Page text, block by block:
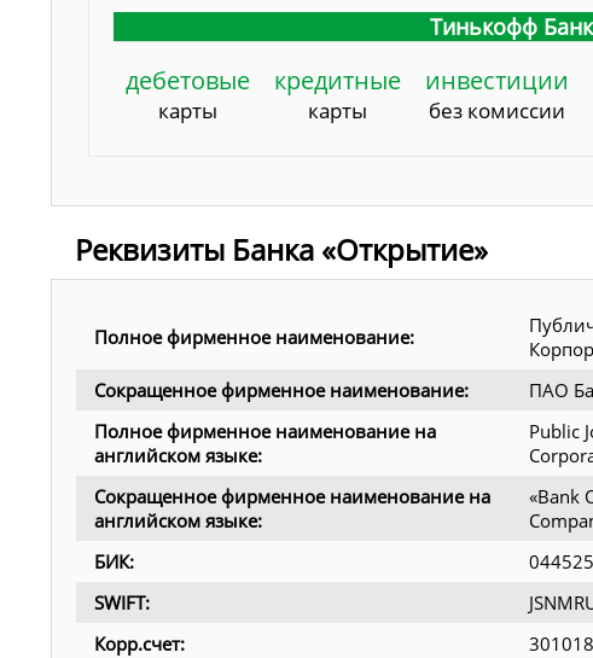
Тинькофф Банк
дебетовые
карты
кредитные
карты
инвестиции
без комиссии
Реквизиты Банка «Открытие»
Полное фирменное наименование:
Сокращенное фирменное наименование:
ПАО
Полное фирменное наименование на
английском языке:
Public
Сокращенное фирменное наименование на
английском языке:
«Bank
БИК:
SWIFT:
Корр.счет: